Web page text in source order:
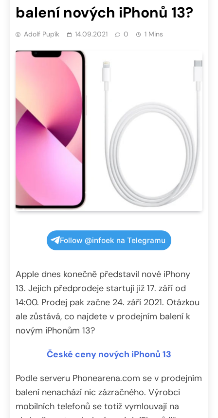
balení nových iPhonů 13?
Adolf Pupík 14.09.2021 0 1 Mins
Follow @infoek na Telegramu
Apple dnes konečně představil nové iPhony
13. Jejich předprodeje startují již 17. září od
14:00. Prodej pak začne 24. září 2021. Otázkou
ale zůstává, co najdete v prodejním balení k
novým iPhonům 13?
České ceny nových iPhonů 13
Podle serveru Phonearena.com se v prodejním
balení nenachází nic zázračného. Výrobci
mobilních telefonů se totiž vymlouvají na